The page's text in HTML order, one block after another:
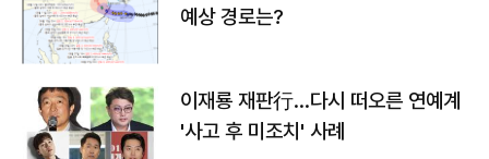
예상 경로는?
이재룡 재판行…다시 떠오른 연예계
'사고 후 미조치' 사례